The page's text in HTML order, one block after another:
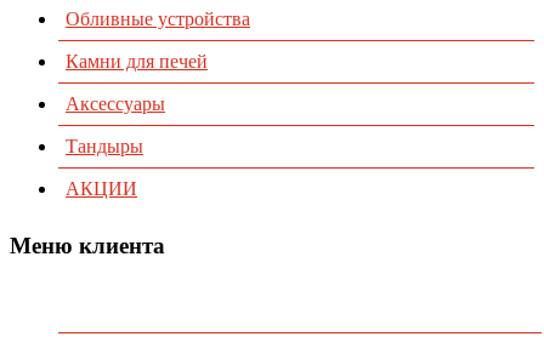
Обливные устройства
Камни для печей
Аксессуары
Тандыры
АКЦИИ
Меню клиента